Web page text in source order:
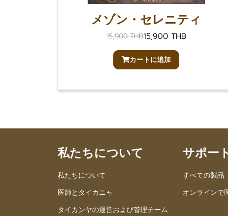
メゾン・セレニティ
15,900 THB15,900 THB
カートに追加
私たちについて
私たちについて
医師とタイカニャ
タイカンヤの運営および管理チーム
サポー
すべての製品
オンラインで